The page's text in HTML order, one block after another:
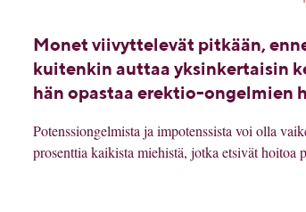
Monet viivyttelevät pitkään,
kuitenkin auttaa yksinkertaisin
hän opastaa erektio-ongelmien
Potenssiongelmista ja impotenssista voi olla
prosenttia kaikista miehistä, jotka etsivät hoitoa